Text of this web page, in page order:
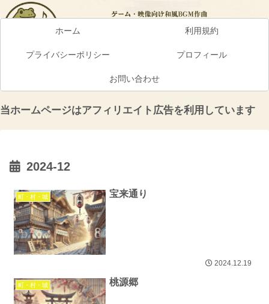
ホーム 利用規約
プライバシーポリシー プロフィール
お問い合わせ
当ホームページはアフィリエイト広告を利用しています
2024-12
町・村・城 宝来通り
2024.12.19
町・村・城 桃源郷